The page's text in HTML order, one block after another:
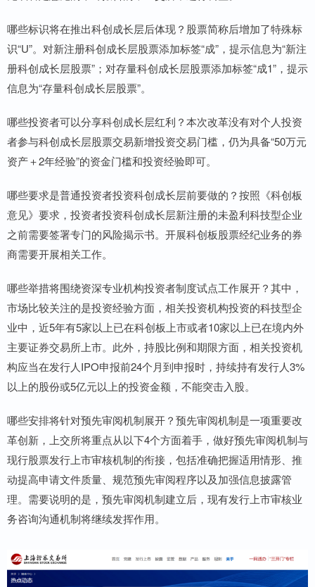
哪些标识将在推出科创成长层后体现？股票简称后增加了特殊标
识“U”。对新注册科创成长层股票添加标签“成”，提示信息为“新注
册科创成长层股票”；对存量科创成长层股票添加标签“成1”，提示
信息为“存量科创成长层股票”。
哪些投资者可以分享科创成长层红利？本次改革没有对个人投资
者参与科创成长层股票交易新增投资交易门槛，仍为具备“50万元
资产＋2年经验”的资金门槛和投资经验即可。
哪些要求是普通投资者投资科创成长层前要做的？按照《科创板
意见》要求，投资者投资科创成长层新注册的未盈利科技型企业
之前需要签署专门的风险揭示书。开展科创板股票经纪业务的券
商需要开展相关工作。
哪些举措将围绕资深专业机构投资者制度试点工作展开？其中，
市场比较关注的是投资经验方面，相关投资机构投资的科技型企
业中，近5年有5家以上已在科创板上市或者10家以上已在境内外
主要证券交易所上市。此外，持股比例和期限方面，相关投资机
构应当在发行人IPO申报前24个月到申报时，持续持有发行人3%
以上的股份或5亿元以上的投资金额，不能突击入股。
哪些安排将针对预先审阅机制展开？预先审阅机制是一项重要改
革创新，上交所将重点从以下4个方面着手，做好预先审阅机制与
现行股票发行上市审核机制的衔接，包括准确把握适用情形、推
动提高申请文件质量、规范预先审阅程序以及加强信息披露管
理。需要说明的是，预先审阅机制建立后，现有发行上市审核业
务咨询沟通机制将继续发挥作用。